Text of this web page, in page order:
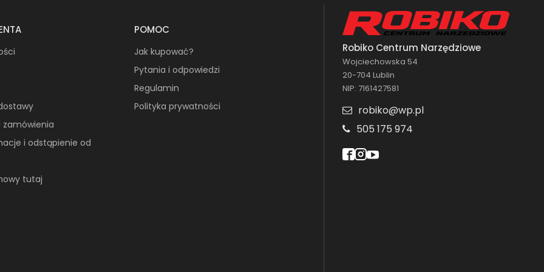
zamówienia
i odstąpienie od
tutaj
POMOC
Jak kupować?
Pytania i odpowiedzi
Regulamin
Polityka prywatności
Robiko Centrum Narzędziowe
Wojciechowska 54
20-704 Lublin
NIP: 7161427581
robiko@wp.pl
505 175 974